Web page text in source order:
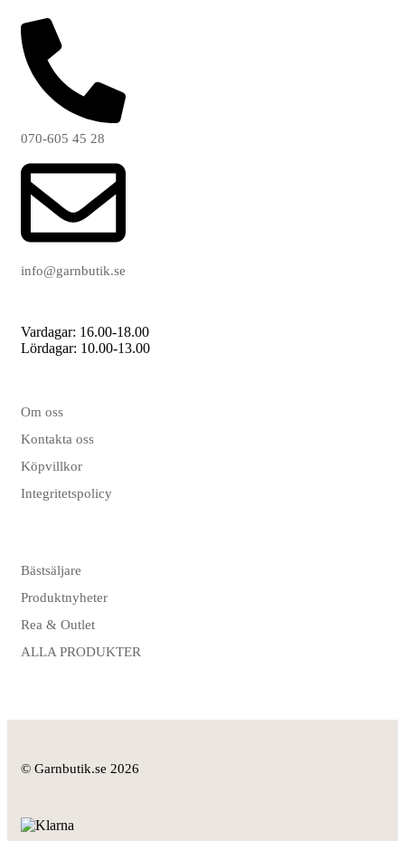
070-605 45 28
info@garnbutik.se
Vardagar: 16.00-18.00
Lördagar: 10.00-13.00
Om oss
Kontakta oss
Köpvillkor
Integritetspolicy
Bästsäljare
Produktnyheter
Rea & Outlet
ALLA PRODUKTER
© Garnbutik.se 2026